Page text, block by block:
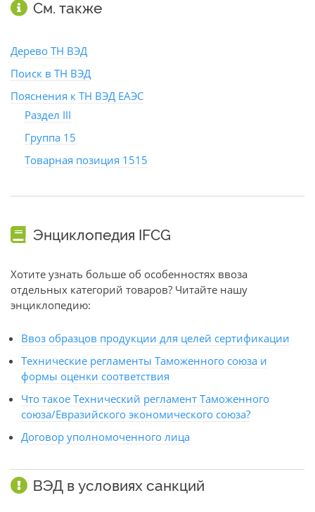
См. также
Дерево ТН ВЭД
Поиск в ТН ВЭД
Пояснения к ТН ВЭД ЕАЭС
Раздел III
Группа 15
Товарная позиция 1515
Энциклопедия IFCG
Хотите узнать больше об особенностях ввоза
отдельных категорий товаров? Читайте нашу
энциклопедию:
Ввоз образцов продукции для целей сертификации
Технические регламенты Таможенного союза и
формы оценки соответствия
Что такое Технический регламент Таможенного
союза/Евразийского экономического союза?
Договор уполномоченного лица
ВЭД в условиях санкций